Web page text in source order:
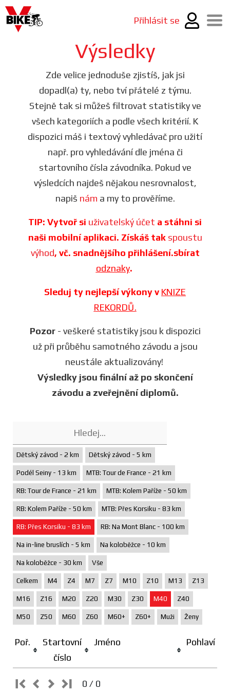
Přihlásit se
Výsledky
Zde velice jednoduše zjistíš, jak jsi
dopadl(a) ty, nebo tví přátelé z týmu.
Stejně tak si můžeš filtrovat statistiky ve
všech kategoriích a podle všech kritérií. K
dispozici máš i textový vyhledávač pro užití
např. pro vyhledávání dle jména či
startovního čísla závodníka. Pokud ve
výsledcích najdeš nějakou nesrovnalost,
napiš nám a my to prověříme.
TIP: Vytvoř si uživatelský účet a stáhni si
naši mobilní aplikaci. Získáš tak spoustu
výhod, vč. snadnějšího přihlášení.sbírat
odznaky.
Sleduj ty nejlepší výkony v KNIZE
REKORDŮ.
Pozor- veškeré statistiky jsou k dispozici
už při průběhu samotného závodu a jsou
neustále aktualizovány!
Výsledky jsou finální až po skončení
závodu a zveřejnění diplomů.
Dětský závod - 2 km Dětský závod - 5 km
Podél Seiny - 13 km MTB: Tour de France - 21 km
RB: Tour de France - 21 km MTB: Kolem Paříže - 50 km
RB: Kolem Paříže - 50 km MTB: Přes Korsiku - 83 km
RB: Přes Korsiku - 83 km RB: Na Mont Blanc - 100 km
Na in-line bruslích - 5 km Na koloběžce - 10 km
Na koloběžce - 30 km Vše
Celkem M4 Z4 M7 Z7 M10 Z10 M13 Z13
M16 Z16 M20 Z20 M30 Z30 M40 Z40
M50 Z50 M60 Z60 M60+ Z60+ Muži Ženy
Poř.
Startovní
číslo
Jméno Pohlaví
0 / 0